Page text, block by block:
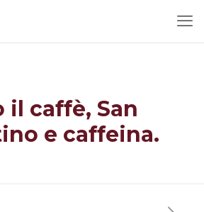
il caffè, San
e caffeina.